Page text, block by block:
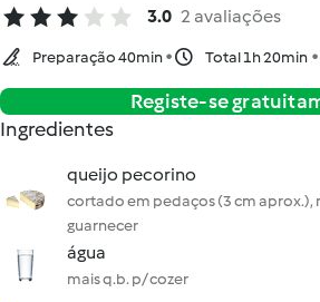
3.0 2 avaliações
Preparação 40min Total 1h 20min
Registe-se
Ingredientes
queijo pecorino
cortado em pedaços (3 cm aprox.),
guarnecer
água
mais q.b. p/ cozer